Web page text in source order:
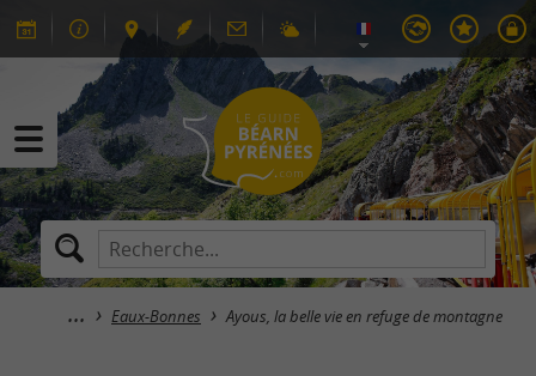
Eaux-Bonnes Ayous, la belle vie en refuge de montagne